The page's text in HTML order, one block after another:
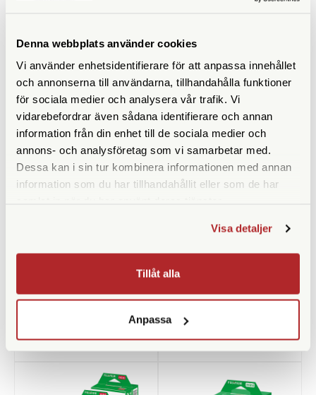
Denna webbplats använder cookies
Vi använder enhetsidentifierare för att anpassa innehållet
och annonserna till användarna, tillhandahålla funktioner
för sociala medier och analysera vår trafik. Vi
vidarebefordrar även sådana identifierare och annan
information från din enhet till de sociala medier och
annons- och analysföretag som vi samarbetar med.
Dessa kan i sin tur kombinera informationen med annan
information som du har tillhandahållit eller som de har
Visa detaljer
Tillåt alla
Anpassa
AgfaPhoto LeBox 400 27 Flash
Finns i lager
LÄS MER
KÖP
AgfaPhoto
AgfaPhoto LeBox 400 27 Flash
Edition
Finns i lager
219 SEK
LÄS MER
KÖP